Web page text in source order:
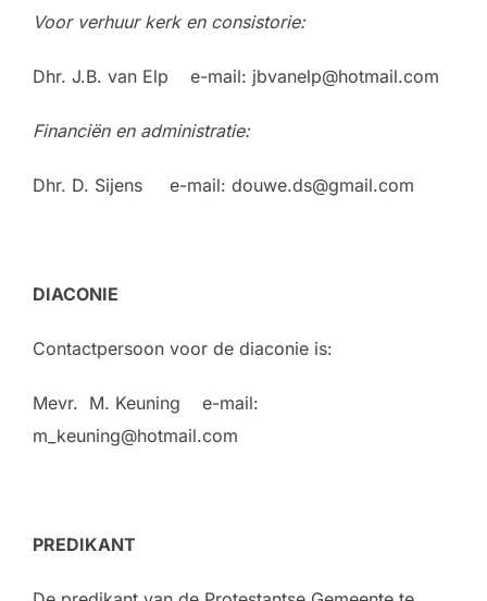
Voor verhuur kerk en consistorie:
Dhr. J.B. van Elp e-mail: jbvanelp@hotmail.com
Financiën en administratie:
Dhr. D. Sijens e-mail: douwe.ds@gmail.com
DIACONIE
Contactpersoon voor de diaconie is:
Mevr. M. Keuning e-mail:
m_keuning@hotmail.com
PREDIKANT